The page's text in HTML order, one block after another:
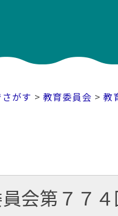
がす > 教育委員会 > 教
会第７７